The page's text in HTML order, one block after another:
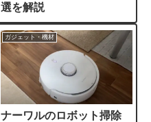
選を解説
ガジェット・機材
ナーワルのロボット掃除